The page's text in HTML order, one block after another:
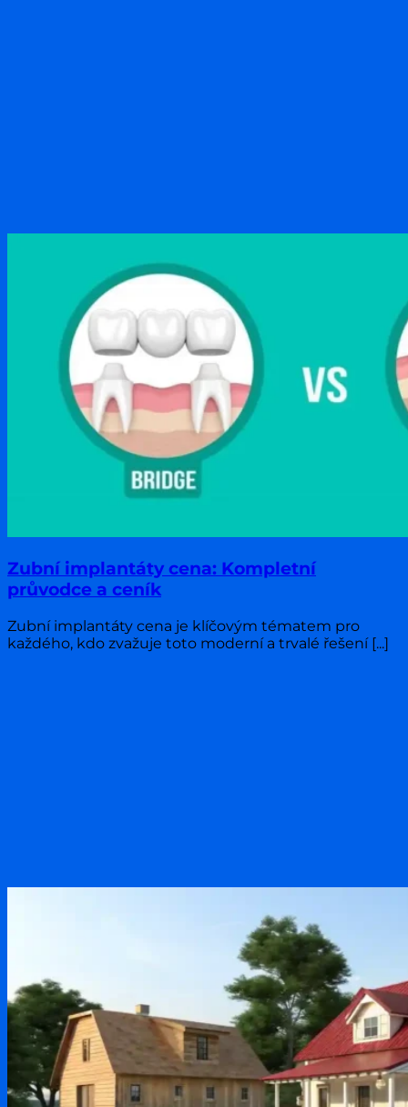
Zubní implantáty cena: Kompletní
průvodce a ceník
Zubní implantáty cena je klíčovým tématem pro
každého, kdo zvažuje toto moderní a trvalé řešení [...]